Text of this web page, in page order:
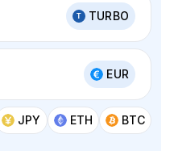
TURBO
EUR
JPY ETH BTC